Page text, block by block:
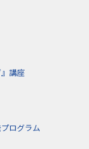
講座
ログラム